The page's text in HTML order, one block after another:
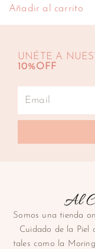
Añadir al carrito
UNÉTE A
10%OFF
Somos una tienda
Cuidado de la Piel
tales como la